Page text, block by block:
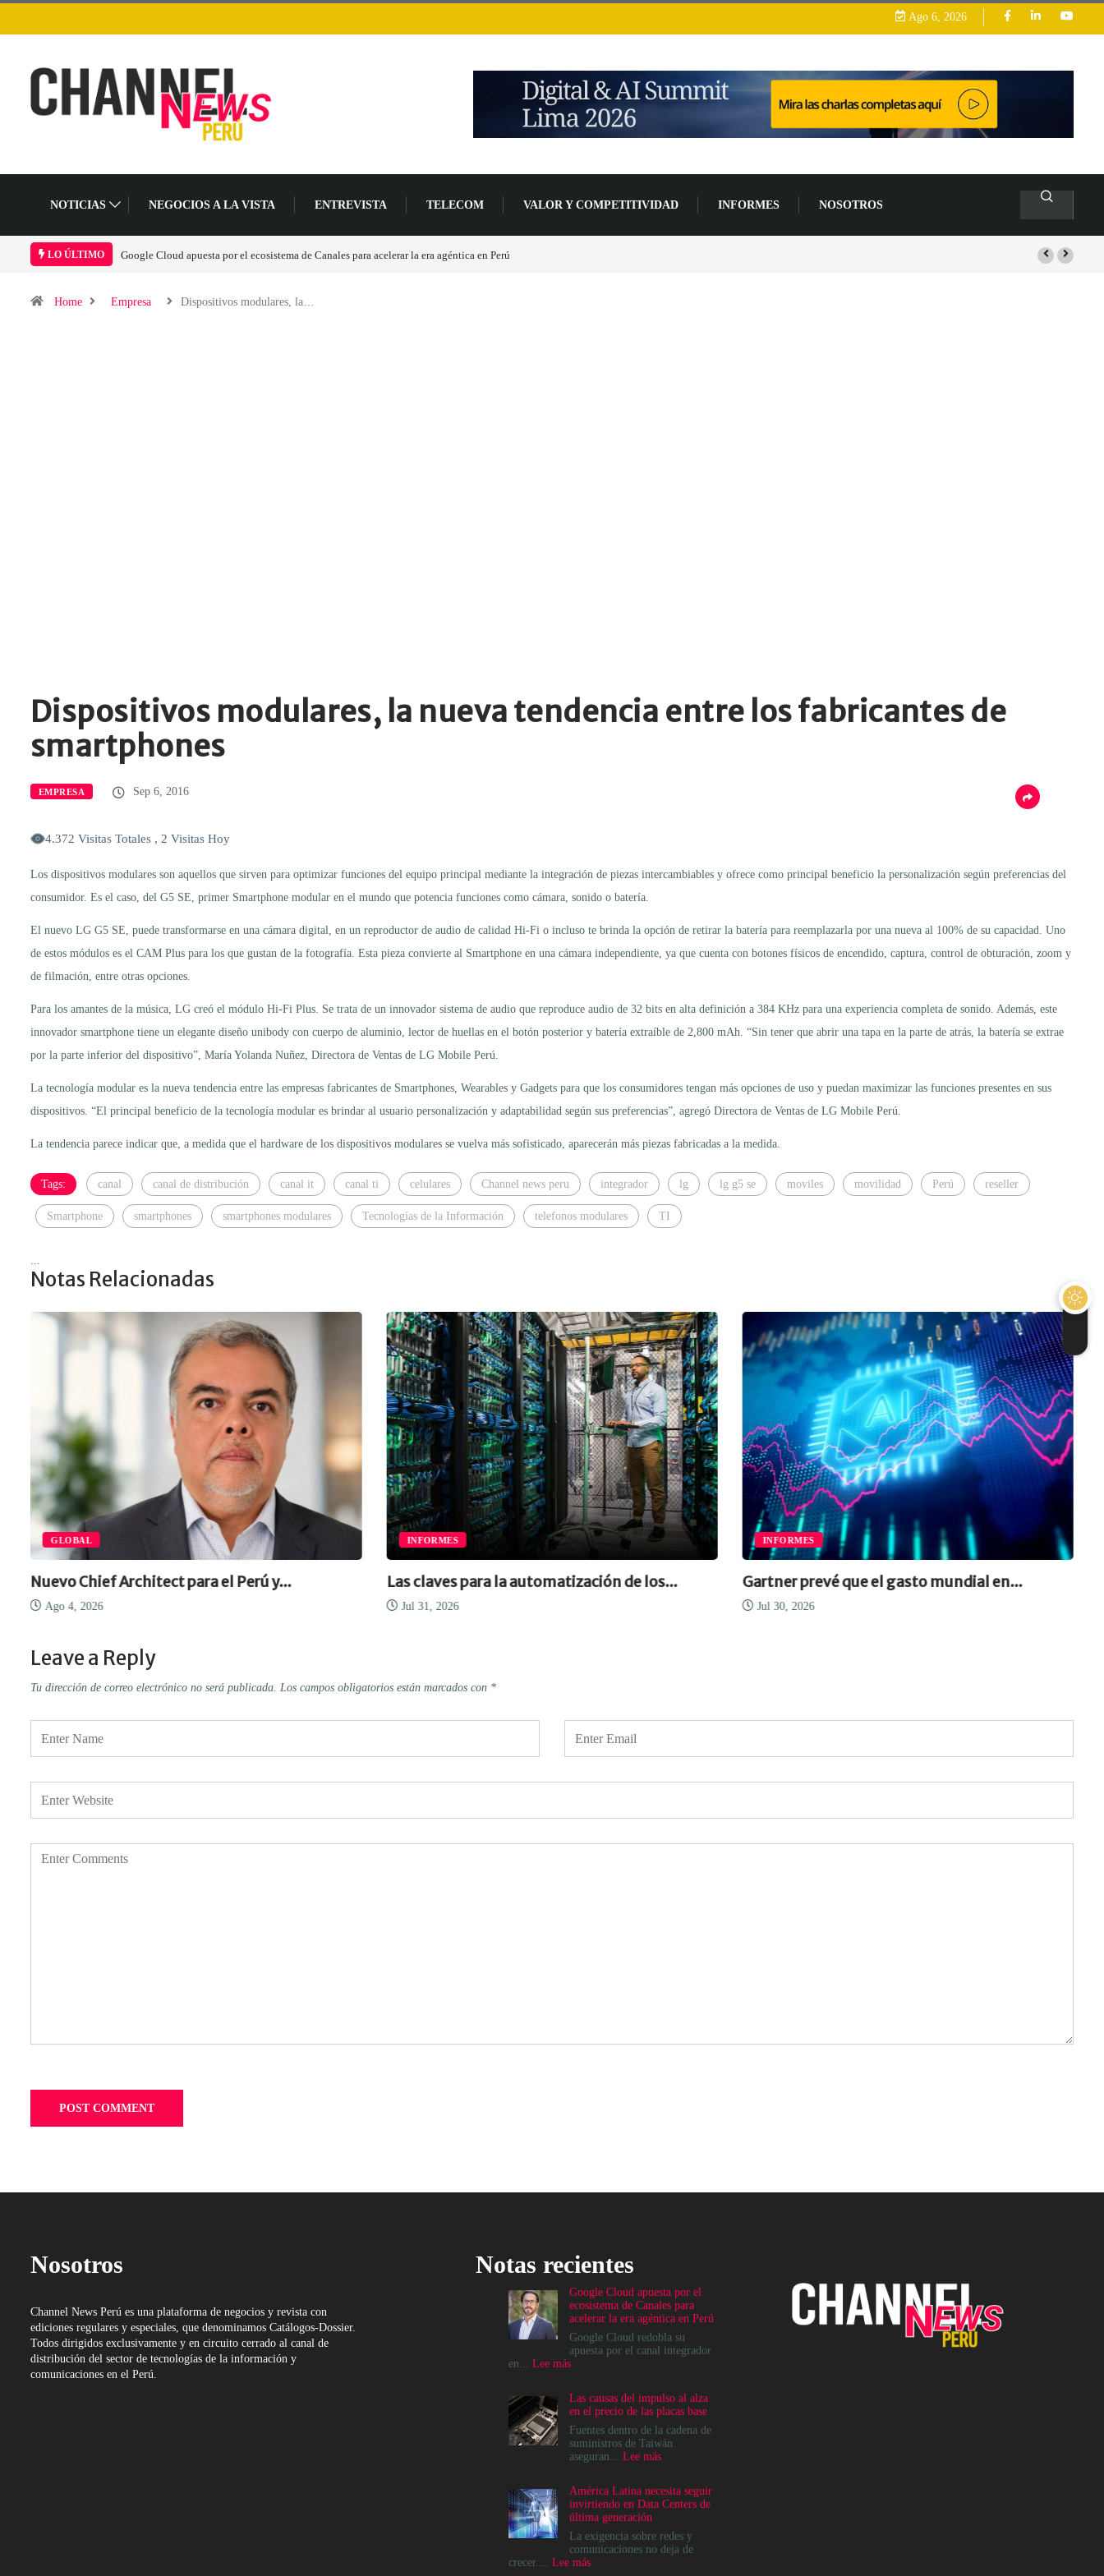
Ago 6, 2026
NOTICIAS NEGOCIOS A LA VISTA ENTREVISTA TELECOM VALOR Y COMPETITIVIDAD INFORMES NOSOTROS
LO ÚLTIMO
para acelerar la era agéntica en PerúLas causas del impulso al alza en el precio de las placas base
Home Empresa Dispositivos modulares, la…
Dispositivos modulares, la nueva tendencia entre los fabricantes de
smartphones
EMPRESA Sep 6, 2016
4.372 Visitas Totales , 2 Visitas Hoy
Los dispositivos modulares son aquellos que sirven para optimizar funciones del equipo principal mediante la integración de piezas intercambiables y ofrece como principal beneficio la personalización según preferencias del
consumidor. Es el caso, del G5 SE, primer Smartphone modular en el mundo que potencia funciones como cámara, sonido o batería.
El nuevo LG G5 SE, puede transformarse en una cámara digital, en un reproductor de audio de calidad Hi-Fi o incluso te brinda la opción de retirar la batería para reemplazarla por una nueva al 100% de su capacidad. Uno
de estos módulos es el CAM Plus para los que gustan de la fotografía. Esta pieza convierte al Smartphone en una cámara independiente, ya que cuenta con botones físicos de encendido, captura, control de obturación, zoom y
de filmación, entre otras opciones.
Para los amantes de la música, LG creó el módulo Hi-Fi Plus. Se trata de un innovador sistema de audio que reproduce audio de 32 bits en alta definición a 384 KHz para una experiencia completa de sonido. Además, este
innovador smartphone tiene un elegante diseño unibody con cuerpo de aluminio, lector de huellas en el botón posterior y batería extraíble de 2,800 mAh. “Sin tener que abrir una tapa en la parte de atrás, la batería se extrae
por la parte inferior del dispositivo”, María Yolanda Nuñez, Directora de Ventas de LG Mobile Perú.
La tecnología modular es la nueva tendencia entre las empresas fabricantes de Smartphones, Wearables y Gadgets para que los consumidores tengan más opciones de uso y puedan maximizar las funciones presentes en sus
dispositivos. “El principal beneficio de la tecnología modular es brindar al usuario personalización y adaptabilidad según sus preferencias”, agregó Directora de Ventas de LG Mobile Perú.
La tendencia parece indicar que, a medida que el hardware de los dispositivos modulares se vuelva más sofisticado, aparecerán más piezas fabricadas a la medida.
Tags: canal canal de distribución canal it canal ti celulares Channel news peru integrador lg lg g5 se moviles movilidad Perú reseller
Smartphone smartphones smartphones modulares Tecnologías de la Información telefonos modulares TI
Notas Relacionadas
GLOBAL
Nuevo Chief Architect para el Perú y...
Ago 4, 2026
INFORMES
Las claves para la automatización de los...
Jul 31, 2026
INFORMES
Gartner prevé que el gasto mundial en...
Jul 30, 2026
Leave a Reply
Tu dirección de correo electrónico no será publicada. Los campos obligatorios están marcados con *
Nosotros
Channel News Perú es una plataforma de negocios y revista con
ediciones regulares y especiales, que denominamos Catálogos-Dossier.
Todos dirigidos exclusivamente y en circuito cerrado al canal de
distribución del sector de tecnologías de la información y
comunicaciones en el Perú.
Notas recientes
Google Cloud apuesta por el
ecosistema de Canales para
acelerar la era agéntica en Perú
Google Cloud redobla su
apuesta por el canal integrador
en... Lee más:
apuesta
por
el
ecosistema
de
acelerar
la
era
agéntica
en
Perú
Las causas del impulso al alza
en el precio de las placas base
Fuentes dentro de la cadena de
suministros de Taiwán
aseguran... Lee más:
del
impulso
alza
en
América Latina necesita seguir
invirtiendo en Data Centers de
última generación
La exigencia sobre redes y
comunicaciones no deja de
crecer.... Lee más: